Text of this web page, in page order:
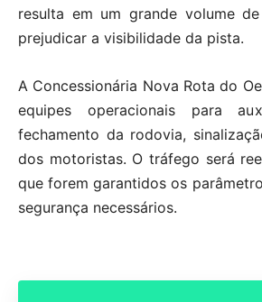
resulta em um grande volume
prejudicar a visibilidade da pista.
A Concessionária Nova Rota do
equipes operacionais para
fechamento da rodovia,
dos motoristas. O tráfego será
que forem garantidos os
segurança necessários.